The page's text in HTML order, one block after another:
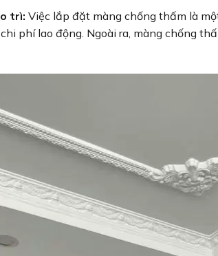
trì: Việc lắp đặt màng chống thấm là
phí lao động. Ngoài ra, màng chống